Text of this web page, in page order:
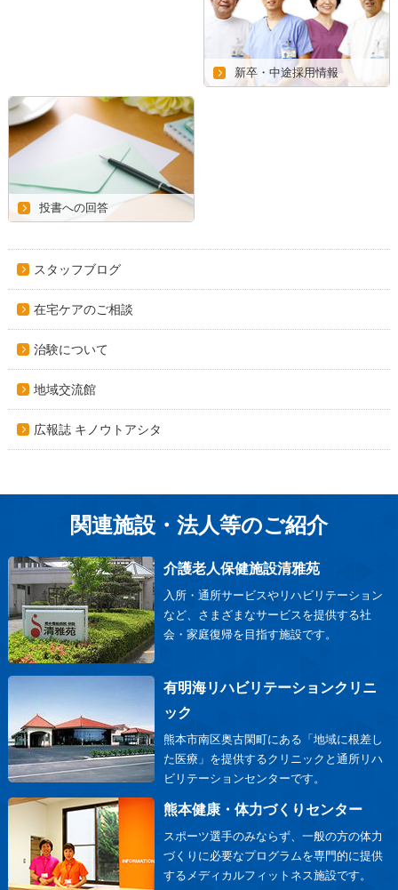
新卒・中途採用情報
投書への回答
スタッフブログ
在宅ケアのご相談
治験について
地域交流館
広報誌 キノウトアシタ
関連施設・法人等のご紹介
介護老人保健施設清雅苑
入所・通所サービスやリハビリテーション
など、さまざまなサービスを提供する社
会・家庭復帰を目指す施設です。
有明海リハビリテーションクリニ
ック
熊本市南区奥古閑町にある「地域に根差し
た医療」を提供するクリニックと通所リハ
ビリテーションセンターです。
熊本健康・体力づくりセンター
スポーツ選手のみならず、一般の方の体力
づくりに必要なプログラムを専門的に提供
するメディカルフィットネス施設です。